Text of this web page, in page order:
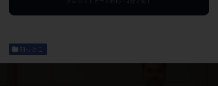
知っとこ